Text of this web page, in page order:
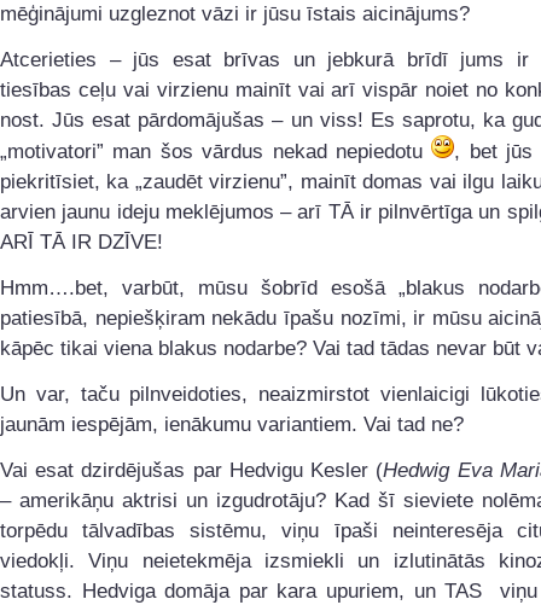
mēģinājumi uzgleznot vāzi ir jūsu īstais aicinājums?
Atcerieties – jūs esat brīvas un jebkurā brīdī jums ir
tiesības ceļu vai virzienu mainīt vai arī vispār noiet no
nost. Jūs esat pārdomājušas – un viss! Es saprotu, ka
„motivatori” man šos vārdus nekad nepiedotu
, bet jūs
piekritīsiet, ka „zaudēt virzienu”, mainīt domas vai ilgu
arvien jaunu ideju meklējumos – arī TĀ ir pilnvērtīga un
ARĪ TĀ IR DZĪVE!
Hmm….bet, varbūt, mūsu šobrīd esošā „blakus
patiesībā, nepiešķiram nekādu īpašu nozīmi, ir mūsu
kāpēc tikai viena blakus nodarbe? Vai tad tādas nevar būt
Un var, taču pilnveidoties, neaizmirstot vienlaicigi
jaunām iespējām, ienākumu variantiem. Vai tad ne?
Vai esat dzirdējušas par Hedvigu Kesler (Hedwig Eva
– amerikāņu aktrisi un izgudrotāju? Kad šī sieviete
torpēdu tālvadības sistēmu, viņu īpaši neinteresēja
viedokļi. Viņu neietekmēja izsmiekli un izlutinātās
statuss. Hedviga domāja par kara upuriem, un TAS viņu